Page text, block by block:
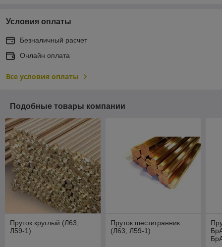
Условия оплаты
Безналичный расчет
Онлайн оплата
Все условия оплаты
Подобные товары компании
Пруток круглый (Л63;
Л59-1)
Пруток шестигранник
(Л63; Л59-1)